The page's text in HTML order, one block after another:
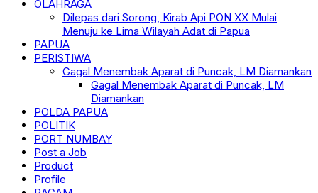
OLAHRAGA
Dilepas dari Sorong, Kirab Api PON XX Mulai
Menuju ke Lima Wilayah Adat di Papua
PAPUA
PERISTIWA
Gagal Menembak Aparat di Puncak, LM Diamankan
Gagal Menembak Aparat di Puncak, LM
Diamankan
POLDA PAPUA
POLITIK
PORT NUMBAY
Post a Job
Product
Profile